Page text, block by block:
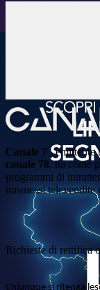
Canale 7 , emittente
canale 78, ha come
programmi di
trasmessi televendite
Richieste di rettifica
Chiunque si ritenga